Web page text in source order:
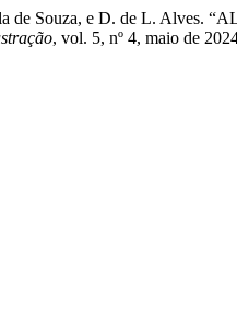
de Souza, e D. de L.
, vol. 5, nº 4, maio de